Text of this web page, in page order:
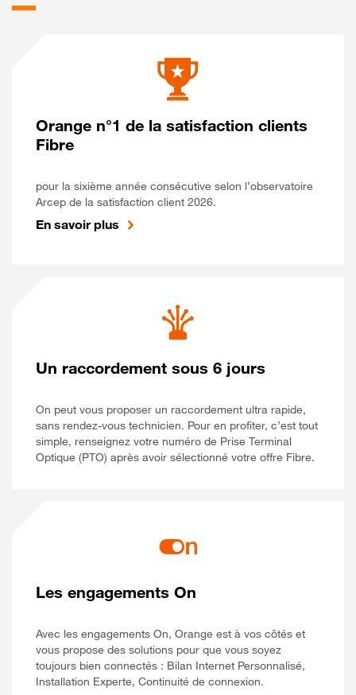
Orange n°1 de la satisfaction clients
Fibre
pour la sixième année consécutive selon l’observatoire
Arcep de la satisfaction client 2026.
En savoir plus
Un raccordement sous 6 jours
On peut vous proposer un raccordement ultra rapide,
sans rendez-vous technicien. Pour en profiter, c’est tout
simple, renseignez votre numéro de Prise Terminal
Optique (PTO) après avoir sélectionné votre offre Fibre.
Les engagements On
Avec les engagements On, Orange est à vos côtés et
vous propose des solutions pour que vous soyez
toujours bien connectés : Bilan Internet Personnalisé,
Installation Experte, Continuité de connexion.